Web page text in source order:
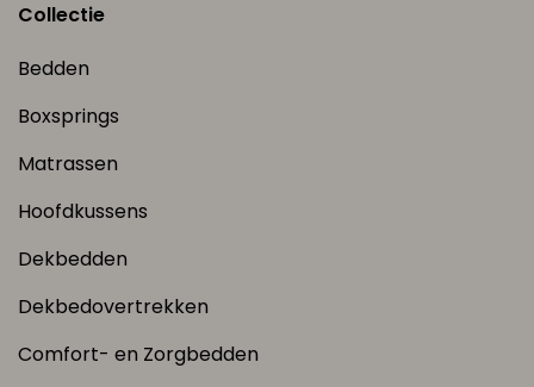
Collectie
Bedden
Boxsprings
Matrassen
Hoofdkussens
Dekbedden
Dekbedovertrekken
Comfort- en Zorgbedden